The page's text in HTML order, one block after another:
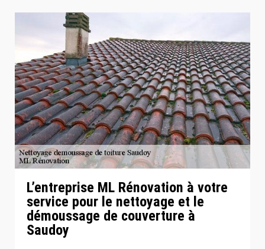
L’entreprise ML Rénovation à votre
service pour le nettoyage et le
démoussage de couverture à
Saudoy